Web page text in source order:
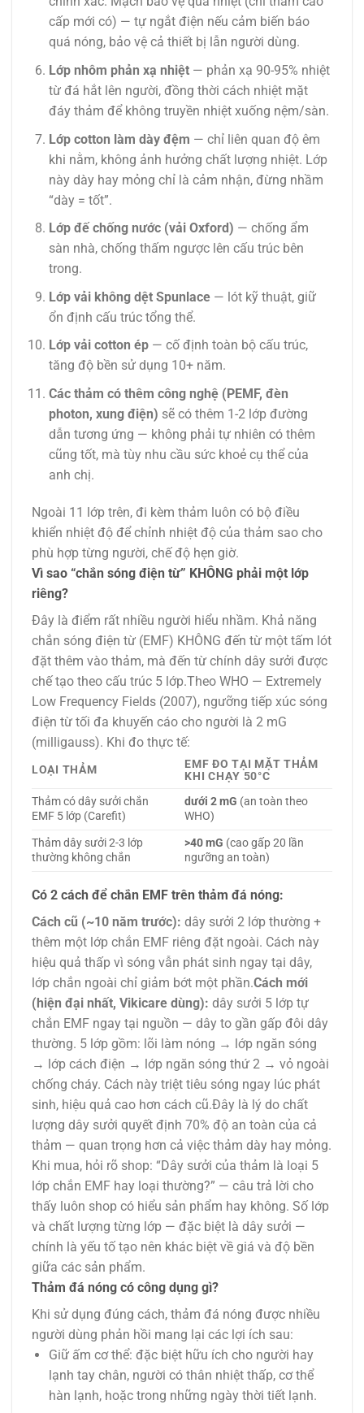
cấp mới có) — tự ngắt điện nếu cảm biến báo
quá nóng, bảo vệ cả thiết bị lẫn người dùng.
Lớp nhôm phản xạ nhiệt— phản xạ 90-95% nhiệt
từ đá hắt lên người, đồng thời cách nhiệt mặt
đáy thảm để không truyền nhiệt xuống nệm/sàn.
Lớp cotton làm dày đệm — chỉ liên quan độ êm
khi nằm, không ảnh hưởng chất lượng nhiệt. Lớp
này dày hay mỏng chỉ là cảm nhận, đừng nhầm
“dày = tốt”.
Lớp đế chống nước (vải Oxford) — chống ẩm
sàn nhà, chống thấm ngược lên cấu trúc bên
trong.
Lớp vải không dệt Spunlace— lót kỹ thuật, giữ
ổn định cấu trúc tổng thể.
Lớp vải cotton ép— cố định toàn bộ cấu trúc,
tăng độ bền sử dụng 10+ năm.
Các thảm có thêm công nghệ (PEMF, đèn
photon, xung điện) sẽ có thêm 1-2 lớp đường
dẫn tương ứng — không phải tự nhiên có thêm
cũng tốt, mà tùy nhu cầu sức khoẻ cụ thể của
anh chị.
Ngoài 11 lớp trên, đi kèm thảm luôn có bộ điều
khiển nhiệt độ để chỉnh nhiệt độ của thảm sao cho
phù hợp từng người, chế độ hẹn giờ.
Vì sao “chắn sóng điện từ” KHÔNG phải một lớp
riêng?
Đây là điểm rất nhiều người hiểu nhầm. Khả năng
chắn sóng điện từ (EMF) KHÔNG đến từ một tấm lót
đặt thêm vào thảm, mà đến từ chính dây sưởi được
chế tạo theo cấu trúc 5 lớp.Theo WHO — Extremely
Low Frequency Fields (2007), ngưỡng tiếp xúc sóng
điện từ tối đa khuyến cáo cho người là 2 mG
(milligauss). Khi đo thực tế:
LOẠI THẢM
EMF ĐO TẠI MẶT THẢM
KHI CHẠY 50°C
Thảm có dây sưởi chắn
EMF 5 lớp (Carefit)
dưới 2 mG (an toàn theo
WHO)
Thảm dây sưởi 2-3 lớp
thường không chắn
>40 mG (cao gấp 20 lần
ngưỡng an toàn)
Có 2 cách để chắn EMF trên thảm đá nóng:
Cách cũ (~10 năm trước): dây sưởi 2 lớp thường +
thêm một lớp chắn EMF riêng đặt ngoài. Cách này
hiệu quả thấp vì sóng vẫn phát sinh ngay tại dây,
lớp chắn ngoài chỉ giảm bớt một phần.Cách mới
(hiện đại nhất, Vikicare dùng): dây sưởi 5 lớp tự
chắn EMF ngay tại nguồn — dây to gần gấp đôi dây
thường. 5 lớp gồm: lõi làm nóng → lớp ngăn sóng
→ lớp cách điện → lớp ngăn sóng thứ 2 → vỏ ngoài
chống cháy. Cách này triệt tiêu sóng ngay lúc phát
sinh, hiệu quả cao hơn cách cũ.Đây là lý do chất
lượng dây sưởi quyết định 70% độ an toàn của cả
thảm — quan trọng hơn cả việc thảm dày hay mỏng.
Khi mua, hỏi rõ shop: “Dây sưởi của thảm là loại 5
lớp chắn EMF hay loại thường?” — câu trả lời cho
thấy luôn shop có hiểu sản phẩm hay không. Số lớp
và chất lượng từng lớp — đặc biệt là dây sưởi —
chính là yếu tố tạo nên khác biệt về giá và độ bền
giữa các sản phẩm.
Thảm đá nóng có công dụng gì?
Khi sử dụng đúng cách, thảm đá nóng được nhiều
người dùng phản hồi mang lại các lợi ích sau:
Giữ ấm cơ thể: đặc biệt hữu ích cho người hay
lạnh tay chân, người có thân nhiệt thấp, cơ thể
hàn lạnh, hoặc trong những ngày thời tiết lạnh.